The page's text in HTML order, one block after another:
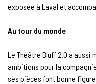
exposée à Laval et
Au tour du monde
Le Théâtre Bluff 2.0 a aussi
ambitions pour la
ses pièces font bonne